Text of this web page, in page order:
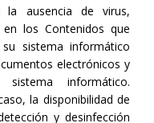
la ausencia de virus,
los Contenidos que
sistema informático
electrónicos y
informático.
la disponibilidad de
y desinfección